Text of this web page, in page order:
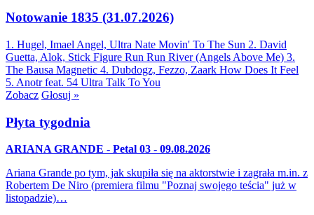
Notowanie 1835 (31.07.2026)
1. Hugel, Imael Angel, Ultra Nate Movin' To The Sun 2. David
Guetta, Alok, Stick Figure Run Run River (Angels Above Me) 3.
The Bausa Magnetic 4. Dubdogz, Fezzo, Zaark How Does It Feel
5. Anotr feat. 54 Ultra Talk To You
Zobacz Głosuj »
Płyta tygodnia
ARIANA GRANDE - Petal 03 - 09.08.2026
Ariana Grande po tym, jak skupiła się na aktorstwie i zagrała m.in. z
Robertem De Niro (premiera filmu "Poznaj swojego teścia" już w
listopadzie)…